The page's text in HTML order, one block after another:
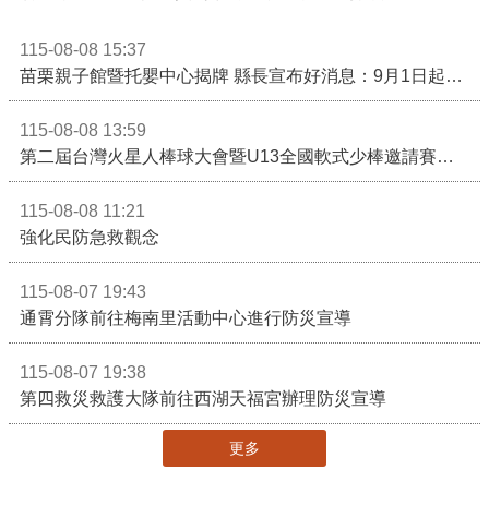
115-08-08 15:37
115-08-08 13:59
115-08-08 11:21
強化民防急救觀念
115-08-07 19:43
通霄分隊前往梅南里活動中心進行防災宣導
115-08-07 19:38
第四救災救護大隊前往西湖天福宮辦理防災宣導
更多